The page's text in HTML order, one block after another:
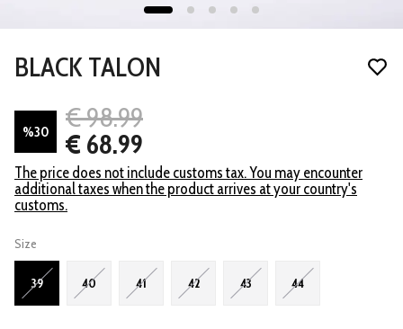
BLACK TALON
%30
€ 98.99
€ 68.99
The price does not include customs tax. You may encounter
additional taxes when the product arrives at your country's
customs.
Size
39 40 41 42 43 44